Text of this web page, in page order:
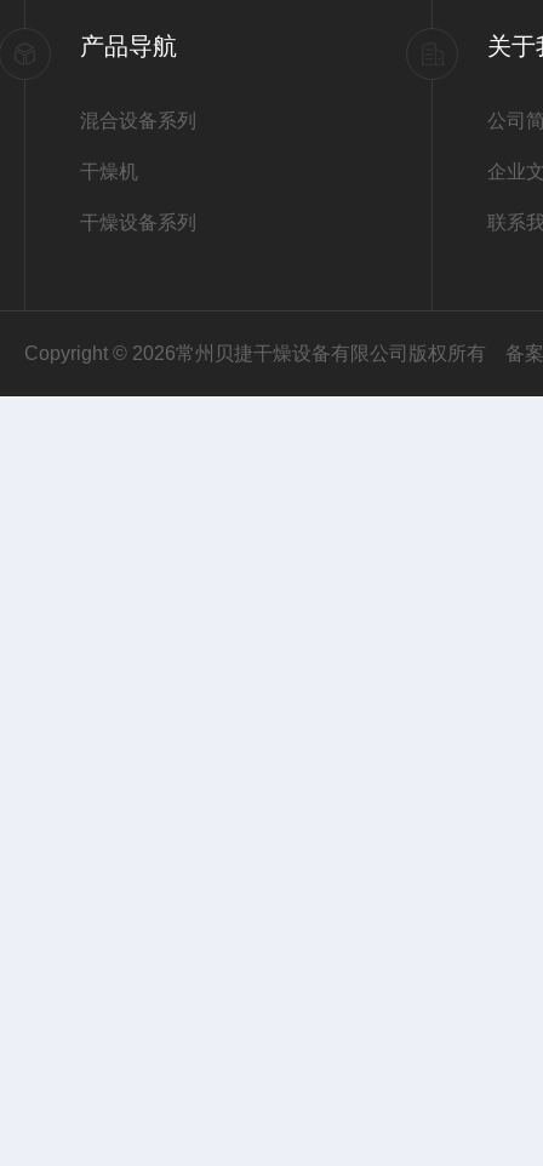
产品导航
混合设备系列
干燥机
干燥设备系列
关于
公司
企业
联系
Copyright © 2026常州贝捷干燥设备有限公司版权所有 备